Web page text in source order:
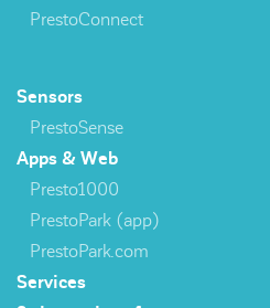
PrestoConnect
Sensors
PrestoSense
Apps & Web
Presto1000
PrestoPark (app)
PrestoPark.com
Services